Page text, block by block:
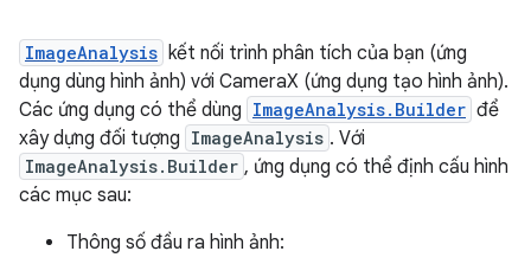
ImageAnalysis kết nối trình phân tích của bạn (ứng
dụng dùng hình ảnh) với CameraX (ứng dụng tạo hình ảnh).
Các ứng dụng có thể dùng ImageAnalysis.Builder để
xây dựng đối tượng ImageAnalysis . Với
ImageAnalysis.Builder , ứng dụng có thể định cấu hình
các mục sau:
Thông số đầu ra hình ảnh: